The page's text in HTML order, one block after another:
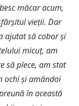
măcar acum,
vieții. Dar
ajutat să cobor și
micuț, am
să plece, am stat
ochi și amândoi
în această